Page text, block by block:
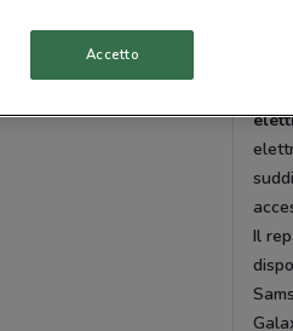
I
Il
Accetto